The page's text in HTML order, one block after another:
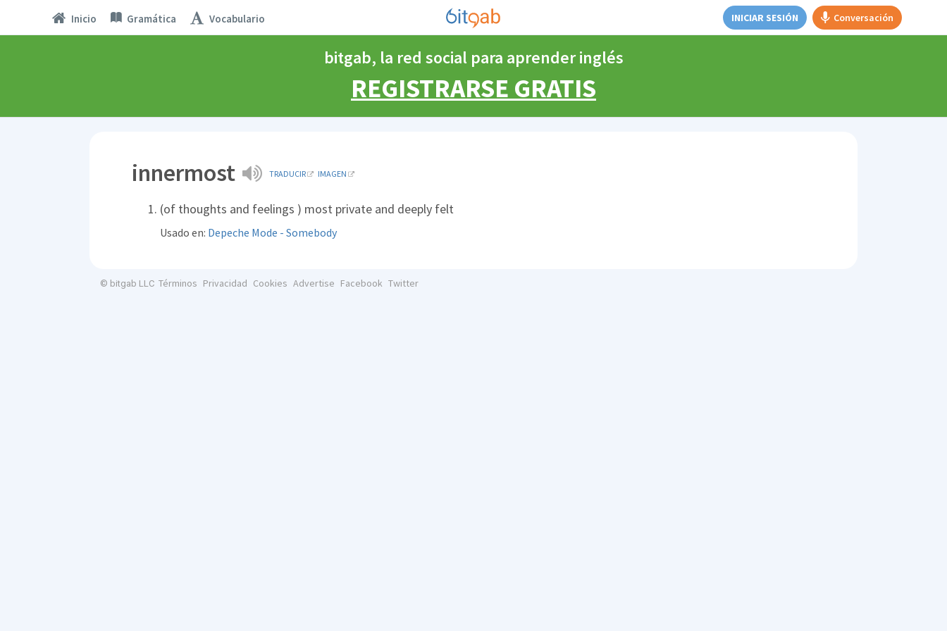
Inicio Gramática Vocabulario INICIAR SESIÓN Conversación
bitgab, la red social para aprender inglés
REGISTRARSE GRATIS
innermost TRADUCIR IMAGEN
(of thoughts and feelings ) most private and deeply felt
Usado en: Depeche Mode - Somebody
© bitgab LLC Términos Privacidad Cookies Advertise Facebook Twitter